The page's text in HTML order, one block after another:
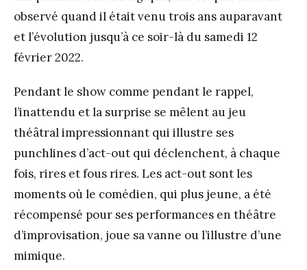
observé quand il était venu trois ans auparavant
et l’évolution jusqu’à ce soir-là du samedi 12
février 2022.
Pendant le show comme pendant le rappel,
l’inattendu et la surprise se mêlent au jeu
théâtral impressionnant qui illustre ses
punchlines d’act-out qui déclenchent, à chaque
fois, rires et fous rires. Les act-out sont les
moments où le comédien, qui plus jeune, a été
récompensé pour ses performances en théâtre
d’improvisation, joue sa vanne ou l’illustre d’une
mimique.